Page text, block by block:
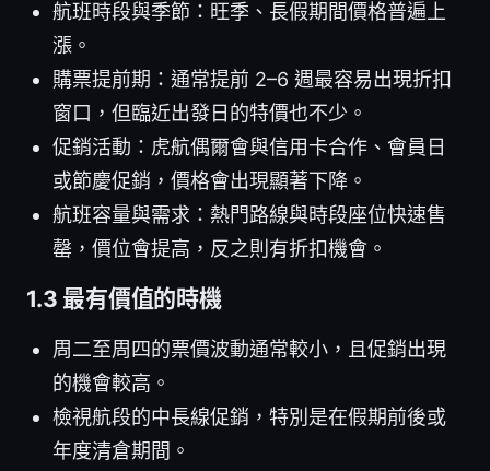
航班時段與季節：旺季、長假期間價格普遍上
漲。
購票提前期：通常提前 2–6 週最容易出現折扣
窗口，但臨近出發日的特價也不少。
促銷活動：虎航偶爾會與信用卡合作、會員日
或節慶促銷，價格會出現顯著下降。
航班容量與需求：熱門路線與時段座位快速售
罄，價位會提高，反之則有折扣機會。
1.3 最有價值的時機
周二至周四的票價波動通常較小，且促銷出現
的機會較高。
檢視航段的中長線促銷，特別是在假期前後或
年度清倉期間。